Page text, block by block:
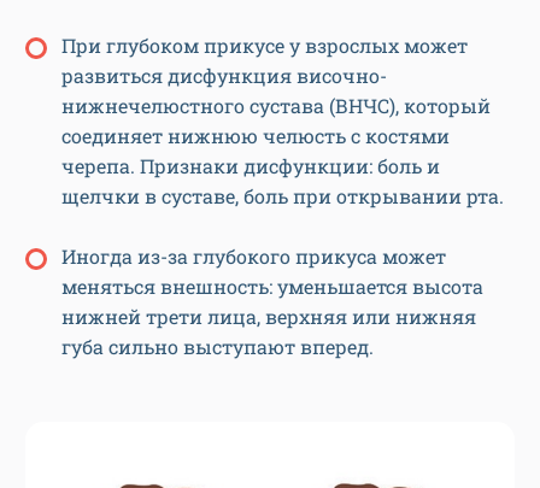
При глубоком прикусе у взрослых может
развиться дисфункция височно-
нижнечелюстного сустава (ВНЧС), который
соединяет нижнюю челюсть с костями
черепа. Признаки дисфункции: боль и
щелчки в суставе, боль при открывании рта.
Иногда из-за глубокого прикуса может
меняться внешность: уменьшается высота
нижней трети лица, верхняя или нижняя
губа сильно выступают вперед.